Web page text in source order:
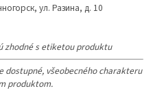
ул. Разина, д. 10
zhodné s etiketou produktu
dostupné, všeobecného charakteru
produktom.